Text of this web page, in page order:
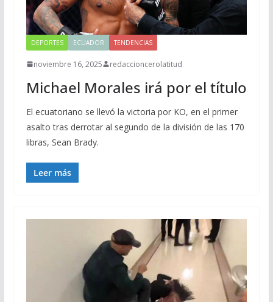
DEPORTES ECUADOR TENDENCIAS
noviembre 16, 2025 redaccioncerolatitud
Michael Morales irá por el título
El ecuatoriano se llevó la victoria por KO, en el primer
asalto tras derrotar al segundo de la división de las 170
libras, Sean Brady.
Leer más